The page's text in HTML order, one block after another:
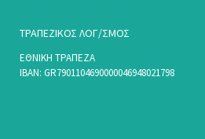
ΤΡΑΠΕΖΙΚΟΣ ΛΟΓ/ΣΜΟΣ
ΕΘΝΙΚΗ ΤΡΑΠΕΖΑ
ΙΒΑΝ: GR7901104690000046948021798